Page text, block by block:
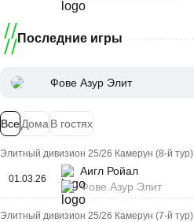
Последние игры
Фове Азур Элит
ВсеДома В гостях
Элитный дивизион 25/26 Камерун (8-й тур)
01.03.26
Аигл Ройал
Фове Азур Элит
Элитный дивизион 25/26 Камерун (7-й тур)